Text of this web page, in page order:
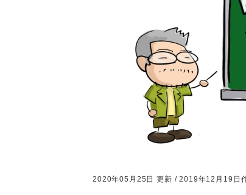
2020年05月25日 更新 / 2019年12月19日